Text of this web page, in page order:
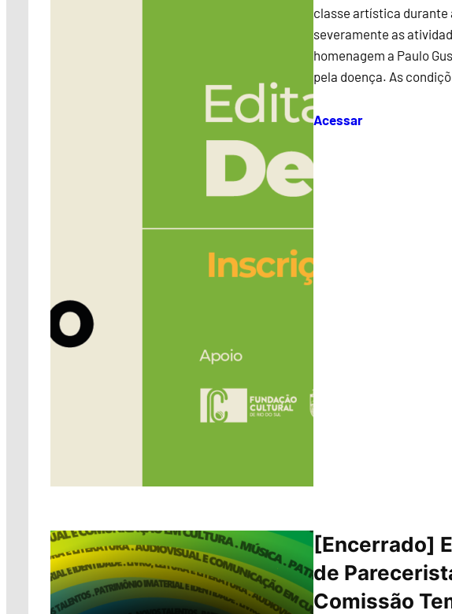
classe artística durante
severamente as
homenagem a Paulo
pela doença. As
Acessar
[Encerrado]
de
Comissão